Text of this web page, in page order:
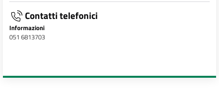
Contatti telefonici
Informazioni
051 6813703